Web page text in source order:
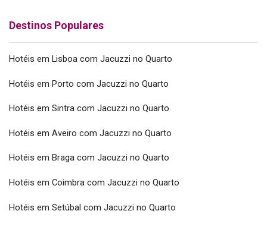
Destinos Populares
Hotéis em Lisboa com Jacuzzi no Quarto
Hotéis em Porto com Jacuzzi no Quarto
Hotéis em Sintra com Jacuzzi no Quarto
Hotéis em Aveiro com Jacuzzi no Quarto
Hotéis em Braga com Jacuzzi no Quarto
Hotéis em Coimbra com Jacuzzi no Quarto
Hotéis em Setúbal com Jacuzzi no Quarto